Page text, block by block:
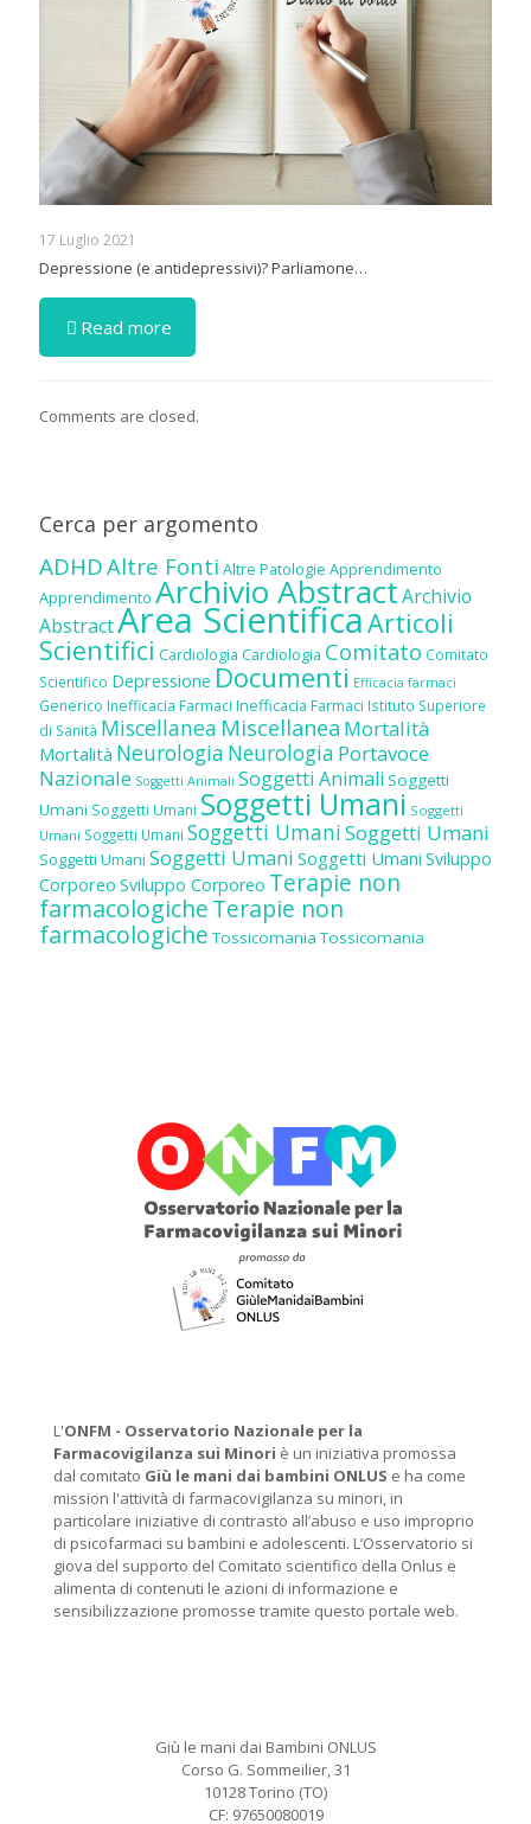
17 Luglio 2021
Depressione (e antidepressivi)? Parliamone…
Read more
Comments are closed.
Cerca per argomento
ADHDAltre Fonti Altre Patologie Apprendimento
Apprendimento Archivio AbstractArchivio
AbstractArea ScientificaArticoli
Scientifici Cardiologia Cardiologia Comitato Comitato
Scientifico Depressione Documenti Efficacia farmaci
Generico Inefficacia Farmaci Inefficacia Farmaci Istituto Superiore
di Sanità Miscellanea Miscellanea Mortalità
Mortalità Neurologia Neurologia Portavoce
Nazionale Soggetti Animali Soggetti Animali Soggetti
Umani Soggetti Umani Soggetti Umani Soggetti
Umani Soggetti Umani Soggetti UmaniSoggetti Umani
Soggetti Umani Soggetti Umani Soggetti Umani Sviluppo
Corporeo Sviluppo Corporeo Terapie non
farmacologicheTerapie non
farmacologiche Tossicomania Tossicomania
L'ONFM - Osservatorio Nazionale per la
Farmacovigilanza sui Minori è un iniziativa promossa
dal comitato Giù le mani dai bambini ONLUS e ha come
mission l'attività di farmacovigilanza su minori, in
particolare iniziative di contrasto all’abuso e uso improprio
di psicofarmaci su bambini e adolescenti. L’Osservatorio si
giova del supporto del Comitato scientifico della Onlus e
alimenta di contenuti le azioni di informazione e
sensibilizzazione promosse tramite questo portale web.
Giù le mani dai Bambini ONLUS
Corso G. Sommeilier, 31
10128 Torino (TO)
CF: 97650080019